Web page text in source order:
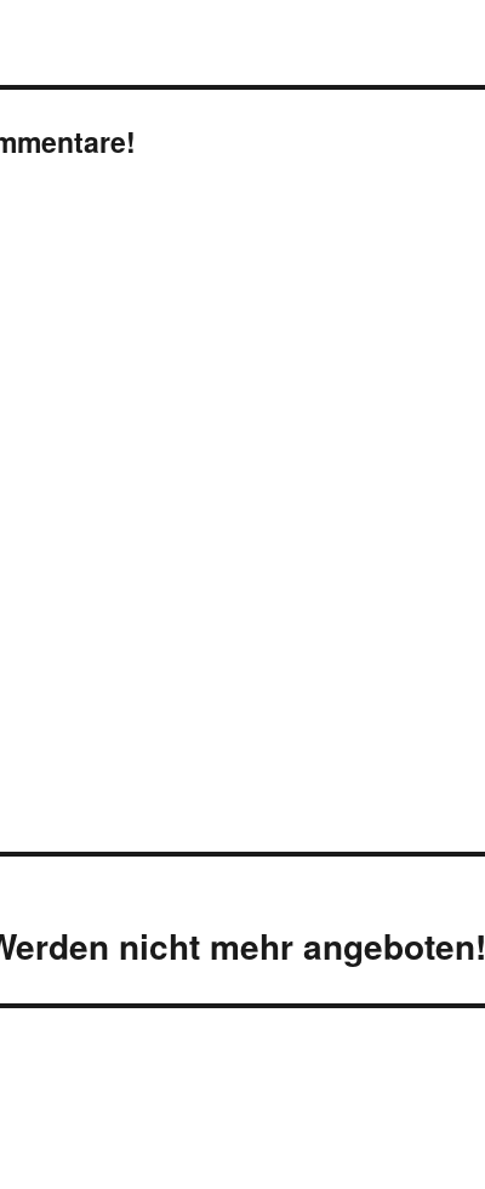
nicht mehr angeboten!